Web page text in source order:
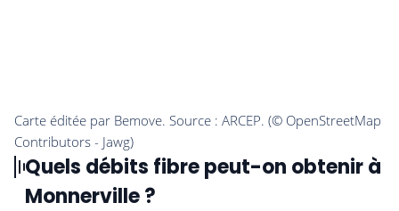
Quels débits fibre peut-on obtenir à
Monnerville ?